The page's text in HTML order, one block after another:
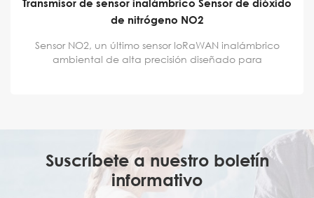
Sensor de gas CO industrial Detector de óxido
nítrico Sensor
Este sensor de óxido nítrico LoRaWAN puede monitorear
simultáneamente la concentración de monóxido de
Suscríbete a nuestro boletín
informativo